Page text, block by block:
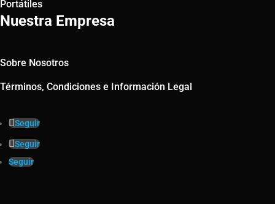
Portátiles
Nuestra Empresa
Sobre Nosotros
Términos, Condiciones e Información Legal
Seguir
Seguir
Seguir